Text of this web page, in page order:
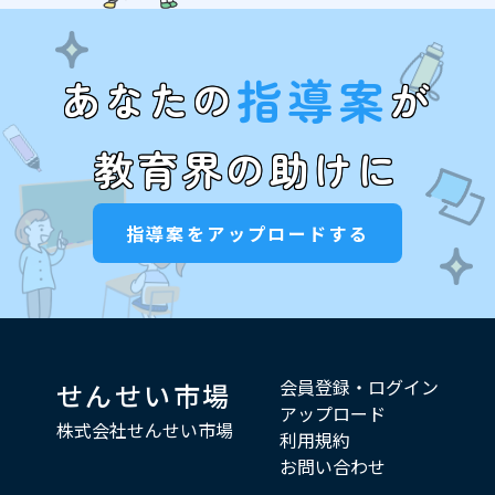
あなたの指導案が
教育界の助けに
指導案をアップロードする
せんせい市場
株式会社せんせい市場
会員登録・ログイン
アップロード
利用規約
お問い合わせ